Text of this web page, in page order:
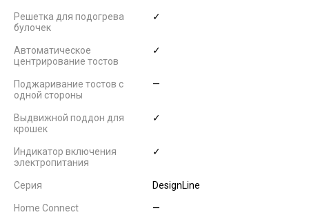
Решетка для подогрева
булочек
✓
Автоматическое
центрирование тостов
✓
Поджаривание тостов с
одной стороны
—
Выдвижной поддон для
крошек
✓
Индикатор включения
электропитания
✓
Серия DesignLine
Home Connect —